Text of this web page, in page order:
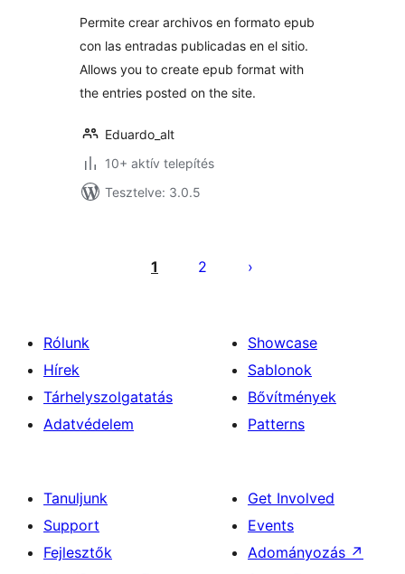
Permite crear archivos en formato epub
con las entradas publicadas en el sitio.
Allows you to create epub format with
the entries posted on the site.
Eduardo_alt
10+ aktív telepítés
Tesztelve: 3.0.5
lapozása
1 2
Rólunk
Hírek
Tárhelyszolgatatás
Adatvédelem
Showcase
Sablonok
Bővítmények
Patterns
Tanuljunk
Support
Fejlesztők
Get Involved
Events
Adományozás ↗